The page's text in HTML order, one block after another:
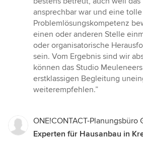
ansprechbar war und eine tolle
Problemlösungskompetenz
einen oder anderen Stelle
oder organisatorische
sein. Vom Ergebnis sind wir
können das Studio
erstklassigen Begleitung
weiterempfehlen.”
ONE!CONTACT-Planungsbüro
Experten für Hausanbau in